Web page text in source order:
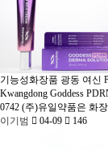
기능성화장품 광동 여신
Kwangdong Goddess
0742 (주)유일약품은 화
이기범
04-09 146